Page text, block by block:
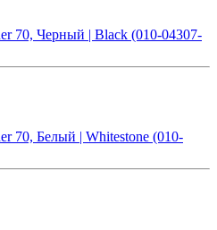
70, Черный | Black (010-04307-
70, Белый | Whitestone (010-